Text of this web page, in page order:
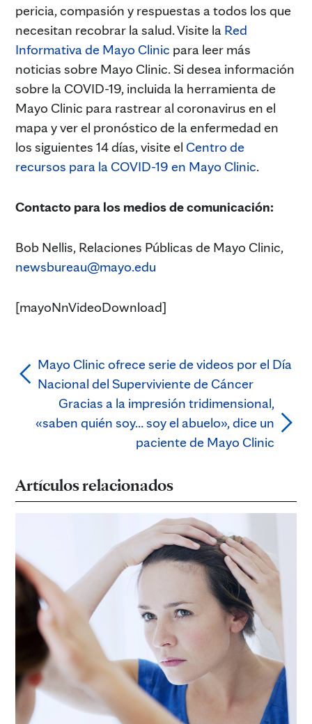
pericia, compasión y respuestas a todos los que
necesitan recobrar la salud. Visite la Red
Informativa de Mayo Clinic para leer más
noticias sobre Mayo Clinic. Si desea información
sobre la COVID-19, incluida la herramienta de
Mayo Clinic para rastrear al coronavirus en el
mapa y ver el pronóstico de la enfermedad en
los siguientes 14 días, visite el Centro de
recursos para la COVID-19 en Mayo Clinic.
Contacto para los medios de comunicación:
Bob Nellis, Relaciones Públicas de Mayo Clinic,
newsbureau@mayo.edu
[mayoNnVideoDownload]
Mayo Clinic ofrece serie de videos por el Día
Nacional del Superviviente de Cáncer
Gracias a la impresión tridimensional,
«saben quién soy… soy el abuelo», dice un
paciente de Mayo Clinic
Artículos relacionados